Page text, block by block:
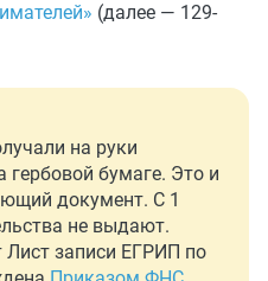
(далее — 129-
на руки
бумаге. Это и
документ. С 1
не выдают.
записи ЕГРИП по